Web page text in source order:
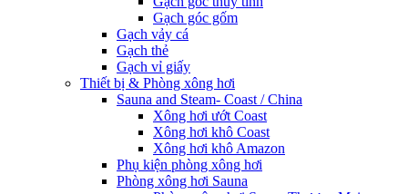
Gạch góc gốm
Gạch vảy cá
Gạch thẻ
Gạch vỉ giấy
Thiết bị & Phòng xông hơi
Sauna and Steam- Coast / China
Xông hơi ướt Coast
Xông hơi khô Coast
Xông hơi khô Amazon
Phụ kiện phòng xông hơi
Phòng xông hơi Sauna